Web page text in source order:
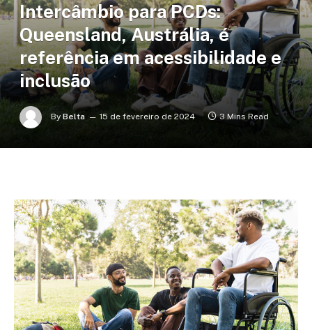
Intercâmbio para PCDs:
Queensland, Austrália, é
referência em acessibilidade e
inclusão
By Belta 15 de fevereiro de 2024 3 Mins Read